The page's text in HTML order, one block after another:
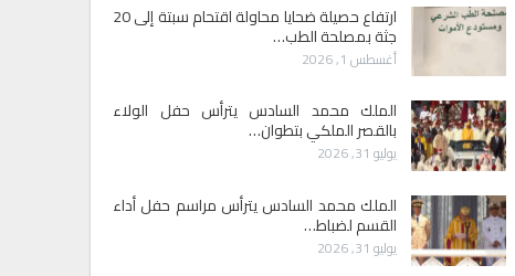
ارتفاع حصيلة ضحايا محاولة اقتحام سبتة إلى 20
جثة بمصلحة الطب…
أغسطس 1, 2026
الملك محمد السادس يترأس حفل الولاء
بالقصر الملكي بتطوان…
يوليو 31, 2026
الملك محمد السادس يترأس مراسم حفل أداء
القسم لضباط…
يوليو 31, 2026